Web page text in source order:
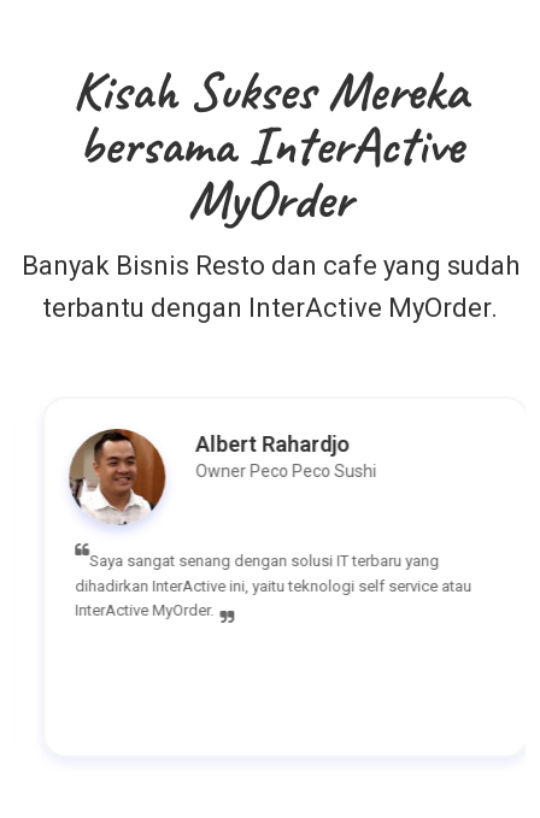
Kisah Sukses Mereka
bersama InterActive
MyOrder
Banyak Bisnis Resto dan cafe yang sudah
terbantu dengan InterActive MyOrder.
Albert Rahardjo
Owner Peco Peco Sushi
Saya sangat senang dengan solusi IT terbaru yang
dihadirkan InterActive ini, yaitu teknologi self service atau
InterActive MyOrder.